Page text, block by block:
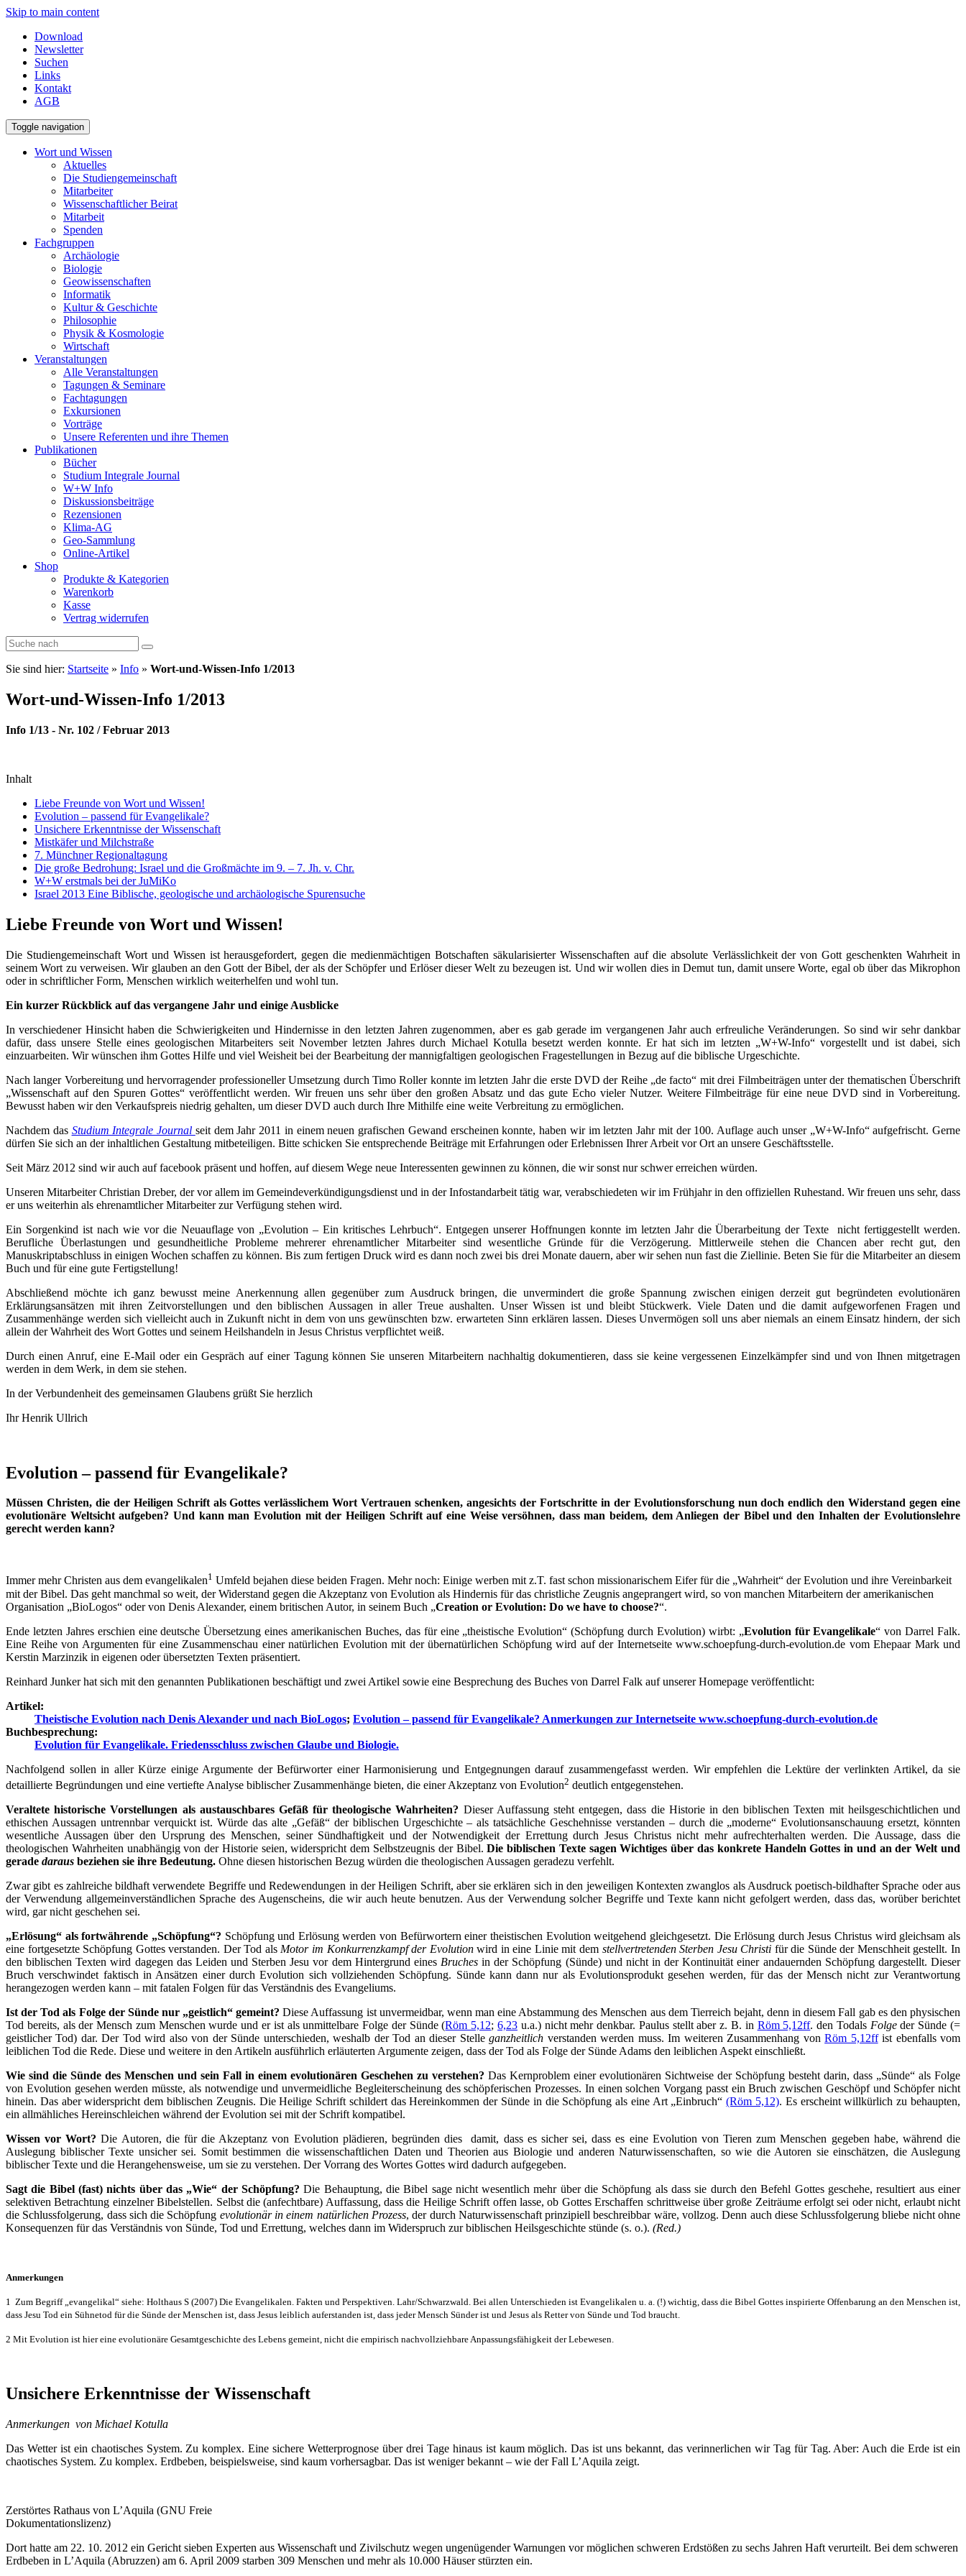
Skip to main content
Download
Newsletter
Suchen
Links
Kontakt
AGB
Toggle navigation
Wort und Wissen
Aktuelles
Die Studiengemeinschaft
Mitarbeiter
Wissenschaftlicher Beirat
Mitarbeit
Spenden
Fachgruppen
Archäologie
Biologie
Geowissenschaften
Informatik
Kultur & Geschichte
Philosophie
Physik & Kosmologie
Wirtschaft
Veranstaltungen
Alle Veranstaltungen
Tagungen & Seminare
Fachtagungen
Exkursionen
Vorträge
Unsere Referenten und ihre Themen
Publikationen
Bücher
Studium Integrale Journal
W+W Info
Diskussionsbeiträge
Rezensionen
Klima-AG
Geo-Sammlung
Online-Artikel
Shop
Produkte & Kategorien
Warenkorb
Kasse
Vertrag widerrufen
Sie sind hier: Startseite » Info » Wort-und-Wissen-Info 1/2013
Wort-und-Wissen-Info 1/2013
Info 1/13 - Nr. 102 / Februar 2013
Inhalt
Liebe Freunde von Wort und Wissen!
Evolution – passend für Evangelikale?
Unsichere Erkenntnisse der Wissenschaft
Mistkäfer und Milchstraße
7. Münchner Regionaltagung
Die große Bedrohung: Israel und die Großmächte im 9. – 7. Jh. v. Chr.
W+W erstmals bei der JuMiKo
Israel 2013 Eine Biblische, geologische und archäologische Spurensuche
Liebe Freunde von Wort und Wissen!
Die Studiengemeinschaft Wort und Wissen ist herausgefordert, gegen die medienmächtigen Botschaften säkularisierter Wissenschaften auf die absolute Verlässlichkeit der von Gott geschenkten Wahrheit in
seinem Wort zu verweisen. Wir glauben an den Gott der Bibel, der als der Schöpfer und Erlöser dieser Welt zu bezeugen ist. Und wir wollen dies in Demut tun, damit unsere Worte, egal ob über das Mikrophon
oder in schriftlicher Form, Menschen wirklich weiterhelfen und wohl tun.
Ein kurzer Rückblick auf das vergangene Jahr und einige Ausblicke
In verschiedener Hinsicht haben die Schwierigkeiten und Hindernisse in den letzten Jahren zugenommen, aber es gab gerade im vergangenen Jahr auch erfreuliche Veränderungen. So sind wir sehr dankbar
dafür, dass unsere Stelle eines geologischen Mitarbeiters seit November letzten Jahres durch Michael Kotulla besetzt werden konnte. Er hat sich im letzten „W+W-Info“ vorgestellt und ist dabei, sich
einzuarbeiten. Wir wünschen ihm Gottes Hilfe und viel Weisheit bei der Bearbeitung der mannigfaltigen geologischen Fragestellungen in Bezug auf die biblische Urgeschichte.
Nach langer Vorbereitung und hervorragender professioneller Umsetzung durch Timo Roller konnte im letzten Jahr die erste DVD der Reihe „de facto“ mit drei Filmbeiträgen unter der thematischen Überschrift
„Wissenschaft auf den Spuren Gottes“ veröffentlicht werden. Wir freuen uns sehr über den großen Absatz und das gute Echo vieler Nutzer. Weitere Filmbeiträge für eine neue DVD sind in Vorbereitung.
Bewusst haben wir den Verkaufspreis niedrig gehalten, um dieser DVD auch durch Ihre Mithilfe eine weite Verbreitung zu ermöglichen.
Nachdem das Studium Integrale Journal seit dem Jahr 2011 in einem neuen grafischen Gewand erscheinen konnte, haben wir im letzten Jahr mit der 100. Auflage auch unser „W+W-Info“ aufgefrischt. Gerne
dürfen Sie sich an der inhaltlichen Gestaltung mitbeteiligen. Bitte schicken Sie entsprechende Beiträge mit Erfahrungen oder Erlebnissen Ihrer Arbeit vor Ort an unsere Geschäftsstelle.
Seit März 2012 sind wir auch auf facebook präsent und hoffen, auf diesem Wege neue Interessenten gewinnen zu können, die wir sonst nur schwer erreichen würden.
Unseren Mitarbeiter Christian Dreber, der vor allem im Gemeindeverkündigungsdienst und in der Infostandarbeit tätig war, verabschiedeten wir im Frühjahr in den offiziellen Ruhestand. Wir freuen uns sehr, dass
er uns weiterhin als ehrenamtlicher Mitarbeiter zur Verfügung stehen wird.
Ein Sorgenkind ist nach wie vor die Neuauflage von „Evolution – Ein kritisches Lehrbuch“. Entgegen unserer Hoffnungen konnte im letzten Jahr die Überarbeitung der Texte nicht fertiggestellt werden.
Berufliche Überlastungen und gesundheitliche Probleme mehrerer ehrenamtlicher Mitarbeiter sind wesentliche Gründe für die Verzögerung. Mittlerweile stehen die Chancen aber recht gut, den
Manuskriptabschluss in einigen Wochen schaffen zu können. Bis zum fertigen Druck wird es dann noch zwei bis drei Monate dauern, aber wir sehen nun fast die Ziellinie. Beten Sie für die Mitarbeiter an diesem
Buch und für eine gute Fertigstellung!
Abschließend möchte ich ganz bewusst meine Anerkennung allen gegenüber zum Ausdruck bringen, die unvermindert die große Spannung zwischen einigen derzeit gut begründeten evolutionären
Erklärungsansätzen mit ihren Zeitvorstellungen und den biblischen Aussagen in aller Treue aushalten. Unser Wissen ist und bleibt Stückwerk. Viele Daten und die damit aufgeworfenen Fragen und
Zusammenhänge werden sich vielleicht auch in Zukunft nicht in dem von uns gewünschten bzw. erwarteten Sinn erklären lassen. Dieses Unvermögen soll uns aber niemals an einem Einsatz hindern, der sich
allein der Wahrheit des Wort Gottes und seinem Heilshandeln in Jesus Christus verpflichtet weiß.
Durch einen Anruf, eine E-Mail oder ein Gespräch auf einer Tagung können Sie unseren Mitarbeitern nachhaltig dokumentieren, dass sie keine vergessenen Einzelkämpfer sind und von Ihnen mitgetragen
werden in dem Werk, in dem sie stehen.
In der Verbundenheit des gemeinsamen Glaubens grüßt Sie herzlich
Ihr Henrik Ullrich
Evolution – passend für Evangelikale?
Müssen Christen, die der Heiligen Schrift als Gottes verlässlichem Wort Vertrauen schenken, angesichts der Fortschritte in der Evolutionsforschung nun doch endlich den Widerstand gegen eine
evolutionäre Weltsicht aufgeben? Und kann man Evolution mit der Heiligen Schrift auf eine Weise versöhnen, dass man beidem, dem Anliegen der Bibel und den Inhalten der Evolutionslehre
gerecht werden kann?
Immer mehr Christen aus dem evangelikalen1 Umfeld bejahen diese beiden Fragen. Mehr noch: Einige werben mit z.T. fast schon missionarischem Eifer für die „Wahrheit“ der Evolution und ihre Vereinbarkeit
mit der Bibel. Das geht manchmal so weit, der Widerstand gegen die Akzeptanz von Evolution als Hindernis für das christliche Zeugnis angeprangert wird, so von manchen Mitarbeitern der amerikanischen
Organisation „BioLogos“ oder von Denis Alexander, einem britischen Autor, in seinem Buch „Creation or Evolution: Do we have to choose?“.
Ende letzten Jahres erschien eine deutsche Übersetzung eines amerikanischen Buches, das für eine „theistische Evolution“ (Schöpfung durch Evolution) wirbt: „Evolution für Evangelikale“ von Darrel Falk.
Eine Reihe von Argumenten für eine Zusammenschau einer natürlichen Evolution mit der übernatürlichen Schöpfung wird auf der Internetseite www.schoepfung-durch-evolution.de vom Ehepaar Mark und
Kerstin Marzinzik in eigenen oder übersetzten Texten präsentiert.
Reinhard Junker hat sich mit den genannten Publikationen beschäftigt und zwei Artikel sowie eine Besprechung des Buches von Darrel Falk auf unserer Homepage veröffentlicht:
Artikel:
Theistische Evolution nach Denis Alexander und nach BioLogos; Evolution – passend für Evangelikale? Anmerkungen zur Internetseite www.schoepfung-durch-evolution.de
Buchbesprechung:
Evolution für Evangelikale. Friedensschluss zwischen Glaube und Biologie.
Nachfolgend sollen in aller Kürze einige Argumente der Befürworter einer Harmonisierung und Entgegnungen darauf zusammengefasst werden. Wir empfehlen die Lektüre der verlinkten Artikel, da sie
detaillierte Begründungen und eine vertiefte Analyse biblischer Zusammenhänge bieten, die einer Akzeptanz von Evolution2 deutlich entgegenstehen.
Veraltete historische Vorstellungen als austauschbares Gefäß für theologische Wahrheiten? Dieser Auffassung steht entgegen, dass die Historie in den biblischen Texten mit heilsgeschichtlichen und
ethischen Aussagen untrennbar verquickt ist. Würde das alte „Gefäß“ der biblischen Urgeschichte – als tatsächliche Geschehnisse verstanden – durch die „moderne“ Evolutionsanschauung ersetzt, könnten
wesentliche Aussagen über den Ursprung des Menschen, seiner Sündhaftigkeit und der Notwendigkeit der Errettung durch Jesus Christus nicht mehr aufrechterhalten werden. Die Aussage, dass die
theologischen Wahrheiten unabhängig von der Historie seien, widerspricht dem Selbstzeugnis der Bibel.Die biblischen Texte sagen Wichtiges über das konkrete Handeln Gottes in und an der Welt und
gerade daraus beziehen sie ihre Bedeutung. Ohne diesen historischen Bezug würden die theologischen Aussagen geradezu verfehlt.
Zwar gibt es zahlreiche bildhaft verwendete Begriffe und Redewendungen in der Heiligen Schrift, aber sie erklären sich in den jeweiligen Kontexten zwanglos als Ausdruck poetisch-bildhafter Sprache oder aus
der Verwendung allgemeinverständlichen Sprache des Augenscheins, die wir auch heute benutzen. Aus der Verwendung solcher Begriffe und Texte kann nicht gefolgert werden, dass das, worüber berichtet
wird, gar nicht geschehen sei.
„Erlösung“ als fortwährende „Schöpfung“? Schöpfung und Erlösung werden von Befürwortern einer theistischen Evolution weitgehend gleichgesetzt. Die Erlösung durch Jesus Christus wird gleichsam als
eine fortgesetzte Schöpfung Gottes verstanden. Der Tod als Motor im Konkurrenzkampf der Evolutionwird in eine Linie mit dem stellvertretenden Sterben Jesu Christi für die Sünde der Menschheit gestellt. In
den biblischen Texten wird dagegen das Leiden und Sterben Jesu vor dem Hintergrund eines Bruches in der Schöpfung (Sünde) und nicht in der Kontinuität einer andauernden Schöpfung dargestellt. Dieser
Bruch verschwindet faktisch in Ansätzen einer durch Evolution sich vollziehenden Schöpfung. Sünde kann dann nur als Evolutionsprodukt gesehen werden, für das der Mensch nicht zur Verantwortung
herangezogen werden kann – mit fatalen Folgen für das Verständnis des Evangeliums.
Ist der Tod als Folge der Sünde nur „geistlich“ gemeint?Diese Auffassung ist unvermeidbar, wenn man eine Abstammung des Menschen aus dem Tierreich bejaht, denn in diesem Fall gab es den physischen
Tod bereits, als der Mensch zum Menschen wurde und er ist als unmittelbare Folge der Sünde (Röm 5,12;6,23 u.a.) nicht mehr denkbar. Paulus stellt aber z. B. in Röm 5,12ff. den Todals Folgeder Sünde (=
geistlicher Tod) dar. Der Tod wird also von der Sünde unterschieden, weshalb der Tod an dieser Stelleganzheitlich verstanden werden muss. Im weiteren Zusammenhang vonRöm 5,12ffist ebenfalls vom
leiblichen Tod die Rede. Diese und weitere in den Artikeln ausführlich erläuterten Argumente zeigen, dass der Tod als Folge der Sünde Adams den leiblichen Aspekt einschließt.
Wie sind die Sünde des Menschen und sein Fall in einem evolutionären Geschehen zu verstehen? Das Kernproblem einer evolutionären Sichtweise der Schöpfung besteht darin, dass „Sünde“ als Folge
von Evolution gesehen werden müsste, als notwendige und unvermeidliche Begleiterscheinung des schöpferischen Prozesses. In einen solchen Vorgang passt ein Bruch zwischen Geschöpf und Schöpfer nicht
hinein. Das aber widerspricht dem biblischen Zeugnis. Die Heilige Schrift schildert das Hereinkommen der Sünde in die Schöpfung als eine Art „Einbruch“(Röm 5,12). Es erscheint willkürlich zu behaupten,
ein allmähliches Hereinschleichen während der Evolution sei mit der Schrift kompatibel.
Wissen vor Wort?Die Autoren, die für die Akzeptanz von Evolution plädieren, begründen dies damit, dass es sicher sei, dass es eine Evolution von Tieren zum Menschen gegeben habe, während die
Auslegung biblischer Texte unsicher sei. Somit bestimmen die wissenschaftlichen Daten und Theorien aus Biologie und anderen Naturwissenschaften, so wie die Autoren sie einschätzen, die Auslegung
biblischer Texte und die Herangehensweise, um sie zu verstehen. Der Vorrang des Wortes Gottes wird dadurch aufgegeben.
Sagt die Bibel (fast) nichts über das „Wie“ der Schöpfung?Die Behauptung, die Bibel sage nicht wesentlich mehr über die Schöpfung als dass sie durch den Befehl Gottes geschehe, resultiert aus einer
selektiven Betrachtung einzelner Bibelstellen. Selbst die (anfechtbare) Auffassung, dass die Heilige Schrift offen lasse, ob Gottes Erschaffen schrittweise über große Zeiträume erfolgt sei oder nicht, erlaubt nicht
die Schlussfolgerung, dass sich die Schöpfung evolutionär in einem natürlichen Prozess, der durch Naturwissenschaft prinzipiell beschreibbar wäre, vollzog. Denn auch diese Schlussfolgerung bliebe nicht ohne
Konsequenzen für das Verständnis von Sünde, Tod und Errettung, welches dann im Widerspruch zur biblischen Heilsgeschichte stünde (s. o.). (Red.)
Anmerkungen
1 Zum Begriff „evangelikal“ siehe: Holthaus S (2007) Die Evangelikalen. Fakten und Perspektiven. Lahr/Schwarzwald. Bei allen Unterschieden ist Evangelikalen u. a. (!) wichtig, dass die Bibel Gottes inspirierte Offenbarung an den Menschen ist,
dass Jesu Tod ein Sühnetod für die Sünde der Menschen ist, dass Jesus leiblich auferstanden ist, dass jeder Mensch Sünder ist und Jesus als Retter von Sünde und Tod braucht.
2 Mit Evolution ist hier eine evolutionäre Gesamtgeschichte des Lebens gemeint, nicht die empirisch nachvollziehbare Anpassungsfähigkeit der Lebewesen.
Unsichere Erkenntnisse der Wissenschaft
Anmerkungen von Michael Kotulla
Das Wetter ist ein chaotisches System. Zu komplex. Eine sichere Wetterprognose über drei Tage hinaus ist kaum möglich. Das ist uns bekannt, das verinnerlichen wir Tag für Tag. Aber: Auch die Erde ist ein
chaotisches System. Zu komplex. Erdbeben, beispielsweise, sind kaum vorhersagbar. Das ist weniger bekannt – wie der Fall L’Aquila zeigt.
Zerstörtes Rathaus von L’Aquila (GNU Freie
Dokumentationslizenz)
Dort hatte am 22. 10. 2012 ein Gericht sieben Experten aus Wissenschaft und Zivilschutz wegen ungenügender Warnungen vor möglichen schweren Erdstößen zu sechs Jahren Haft verurteilt. Bei dem schweren
Erdbeben in L’Aquila (Abruzzen) am 6. April 2009 starben 309 Menschen und mehr als 10.000 Häuser stürzten ein.